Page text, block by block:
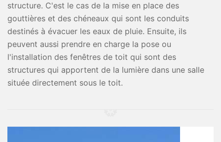
structure. C'est le cas de la mise en place des
gouttières et des chéneaux qui sont les conduits
destinés à évacuer les eaux de pluie. Ensuite, ils
peuvent aussi prendre en charge la pose ou
l'installation des fenêtres de toit qui sont des
structures qui apportent de la lumière dans une salle
située directement sous le toit.